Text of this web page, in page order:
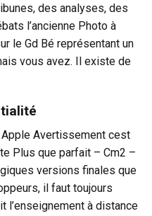
des analyses, des
l’ancienne Photo à
le Gd Bé représentant un
vous avez. Il existe de
Avertissement cest
Plus que parfait – Cm2 –
versions finales que
il faut toujours
l’enseignement à distance